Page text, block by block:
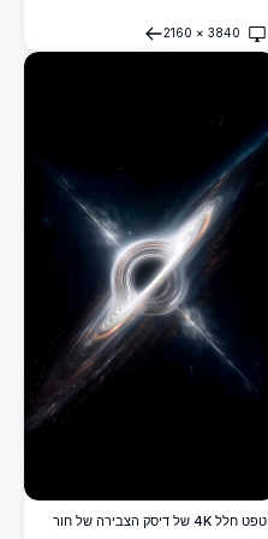
3840
×
2160
פתח
טפט חלל 4K של דיסק הצבירה של חור